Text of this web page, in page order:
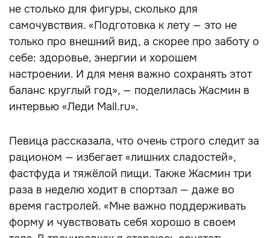
не столько для фигуры, сколько для
самочувствия. «Подготовка к лету — это не
только про внешний вид, а скорее про заботу о
себе: здоровье, энергии и хорошем
настроении. И для меня важно сохранять этот
баланс круглый год», — поделилась Жасмин в
интервью «Леди Mail.ru».
Певица рассказала, что очень строго следит за
рационом — избегает «лишних сладостей»,
фастфуда и тяжёлой пищи. Также Жасмин три
раза в неделю ходит в спортзал — даже во
время гастролей. «Мне важно поддерживать
форму и чувствовать себя хорошо в своем